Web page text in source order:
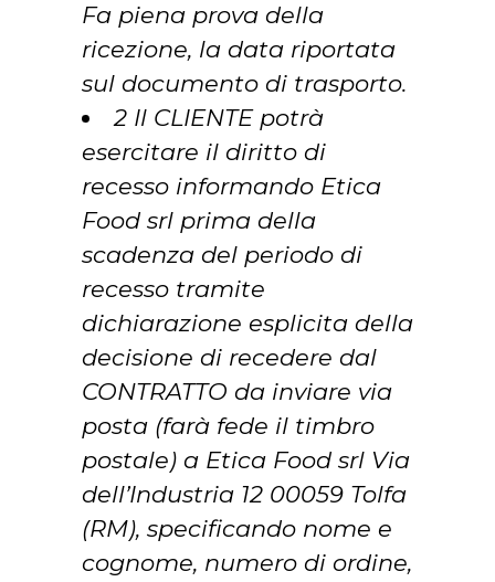
Fa piena prova della
ricezione, la data riportata
sul documento di trasporto.
2 Il CLIENTE potrà
esercitare il diritto di
recesso informando Etica
Food srl prima della
scadenza del periodo di
recesso tramite
dichiarazione esplicita della
decisione di recedere dal
CONTRATTO da inviare via
posta (farà fede il timbro
postale) a Etica Food srl Via
dell’Industria 12 00059 Tolfa
(RM), specificando nome e
cognome, numero di ordine,